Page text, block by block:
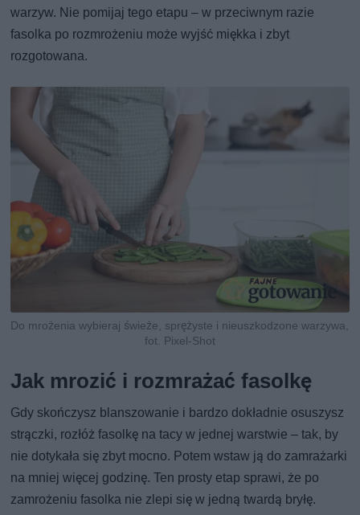
warzyw. Nie pomijaj tego etapu – w przeciwnym razie
fasolka po rozmrożeniu może wyjść miękka i zbyt
rozgotowana.
Do mrożenia wybieraj świeże, sprężyste i nieuszkodzone warzywa,
fot. Pixel-Shot
Jak mrozić i rozmrażać fasolkę
Gdy skończysz blanszowanie i bardzo dokładnie osuszysz
strączki, rozłóż fasolkę na tacy w jednej warstwie – tak, by
nie dotykała się zbyt mocno. Potem wstaw ją do zamrażarki
na mniej więcej godzinę. Ten prosty etap sprawi, że po
zamrożeniu fasolka nie zlepi się w jedną twardą bryłę.